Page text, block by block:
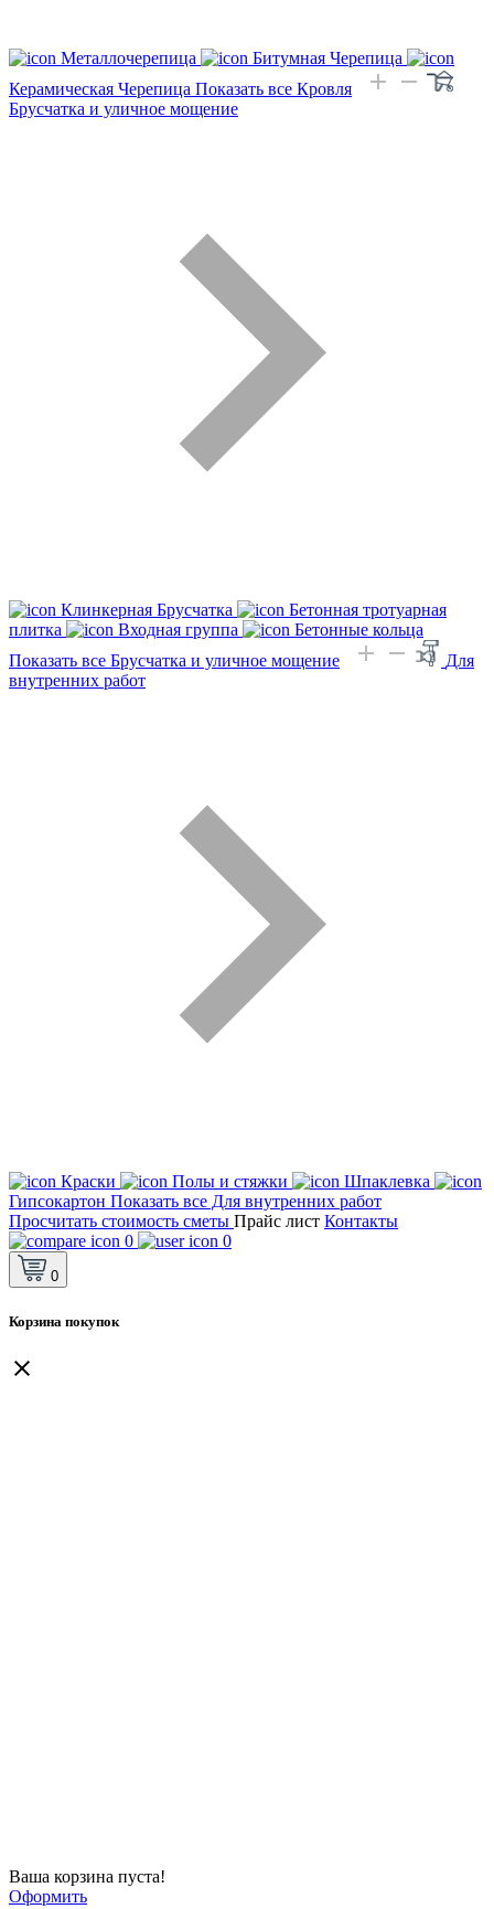
Металлочерепица
Битумная Черепица
Керамическая Черепица Показать все Кровля
Брусчатка и уличное мощение
Клинкерная Брусчатка
Бетонная тротуарная
плитка
Входная группа
Бетонные кольца
Показать все Брусчатка и уличное мощение
Для
внутренних работ
Краски Полы и стяжки
Шпаклевка
Гипсокартон Показать все Для внутренних работ
Просчитать стоимость сметы Прайс лист Контакты
0
0
0
Корзина покупок
Ваша корзина пуста!
Оформить